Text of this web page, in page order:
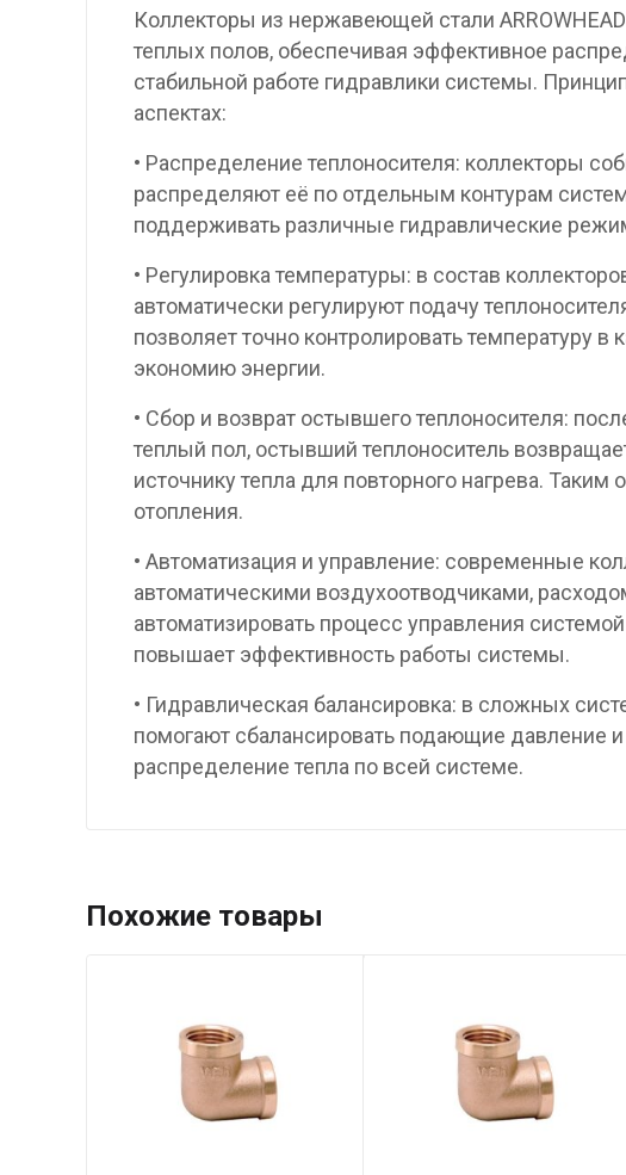
Коллекторы из нержавеющей стали
теплых полов, обеспечивая эффективное
стабильной работе гидравлики системы.
аспектах:
• Распределение теплоносителя: коллекторы
распределяют её по отдельным контурам
поддерживать различные гидравлические
• Регулировка температуры: в состав
автоматически регулируют подачу
позволяет точно контролировать температуру
экономию энергии.
• Сбор и возврат остывшего теплоносителя:
теплый пол, остывший теплоноситель
источнику тепла для повторного нагрева.
отопления.
• Автоматизация и управление: современные
автоматическими воздухоотводчиками,
автоматизировать процесс управления
повышает эффективность работы системы.
• Гидравлическая балансировка: в сложных
помогают сбалансировать подающие давление
распределение тепла по всей системе.
Похожие товары